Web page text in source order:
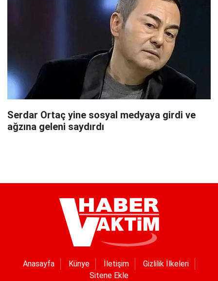
Serdar Ortaç yine sosyal medyaya girdi ve
ağzına geleni saydırdı
Anasayfa Künye İletişim
Gizlilik İlkeleri
Sitene Ekle